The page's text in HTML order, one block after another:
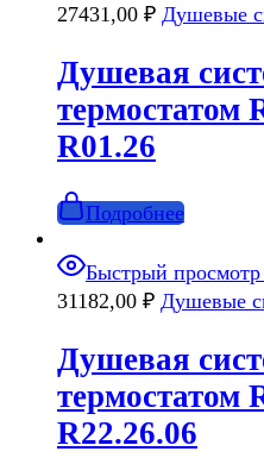
27431,00 ₽ Душевые
Душевая
R01.26
Подробнее
Быстрый просмотр
31182,00 ₽ Душевые
Душевая
R22.26.06